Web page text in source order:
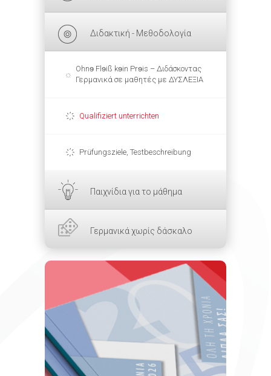
Διδακτική - Μεθοδολογία
Ohnɘ Flɘiß kɘin Prɘis – Διδάσκοντας
Γερμανικά σε μαθητές με ΔΥΣΛΕΞΙΑ
Qualifiziert unterrichten
Prüfungsziele, Testbeschreibung
Παιχνίδια για το μάθημα
Γερμανικά χωρίς δάσκαλο